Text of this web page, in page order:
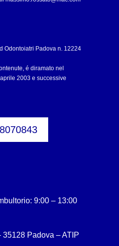
Odontoiatri Padova n. 12224
é diramato nel
2003 e successive
9:00 – 13:00
35128 Padova – ATIP